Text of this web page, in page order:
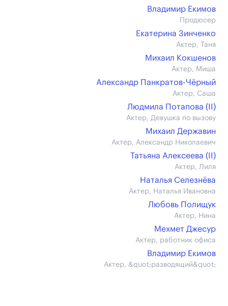
Владимир Екимов
Продюсер
Екатерина Зинченко
Актер, Таня
Михаил Кокшенов
Актер, Миша
Александр Панкратов-Чёрный
Актер, Саша
Людмила Потапова (II)
Актер, Девушка по вызову
Михаил Державин
Актер, Александр Николаевич
Татьяна Алексеева (II)
Актер, Лиля
Наталья Селезнёва
Актер, Наталья Ивановна
Любовь Полищук
Актер, Нина
Мехмет Джесур
Актер, работник офиса
Владимир Екимов
Актер, &quot;разводящий&quot;